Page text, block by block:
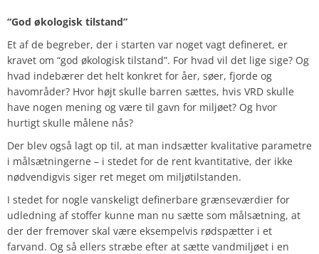
“God økologisk tilstand”
Et af de begreber, der i starten var noget vagt defineret, er
kravet om “god økologisk tilstand”. For hvad vil det lige sige? Og
hvad indebærer det helt konkret for åer, søer, fjorde og
havområder? Hvor højt skulle barren sættes, hvis VRD skulle
have nogen mening og være til gavn for miljøet? Og hvor
hurtigt skulle målene nås?
Der blev også lagt op til, at man indsætter kvalitative parametre
i målsætningerne – i stedet for de rent kvantitative, der ikke
nødvendigvis siger ret meget om miljøtilstanden.
I stedet for nogle vanskeligt definerbare grænseværdier for
udledning af stoffer kunne man nu sætte som målsætning, at
der der fremover skal være eksempelvis rødspætter i et
farvand. Og så ellers stræbe efter at sætte vandmiljøet i en